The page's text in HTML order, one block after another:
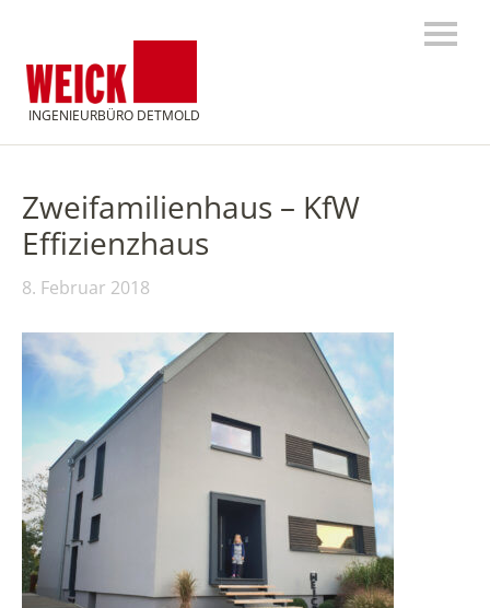
INGENIEURBÜRO DETMOLD
Zweifamilienhaus – KfW
Effizienzhaus
8. Februar 2018